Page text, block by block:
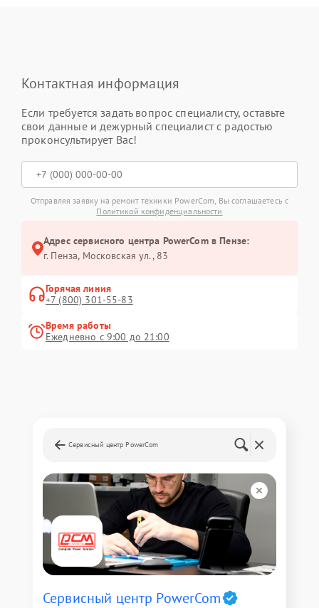
Контактная информация
Если требуется задать вопрос специалисту, оставьте
свои данные и дежурный специалист с радостью
проконсультирует Вас!
Отправляя заявку на ремонт техники PowerCom, Вы соглашаетесь с
Политикой конфиденциальности
Адрес сервисного центра PowerCom в Пензе:
г. Пенза, Московская ул., 83
Горячая линия
+7 (800) 301-55-83
Время работы
Ежедневно с 9:00 до 21:00
Сервисный центр PowerCom
Сервисный центр PowerCom